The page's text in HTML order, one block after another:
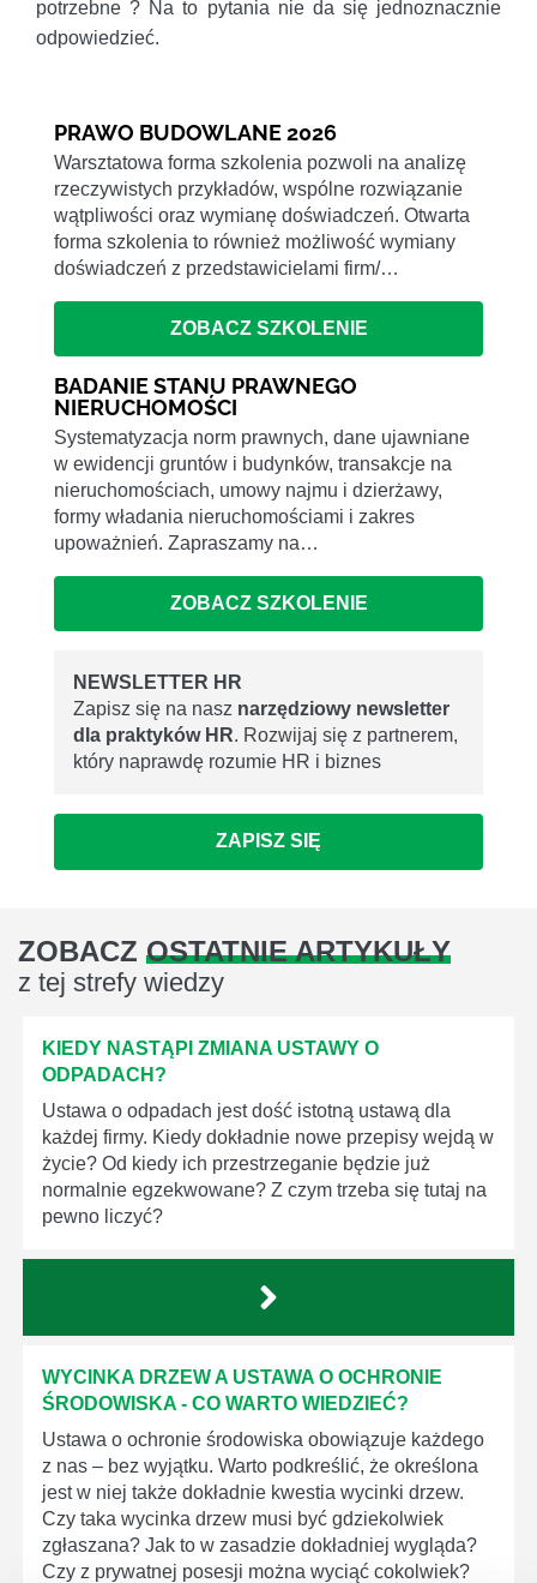
potrzebne ? Na to pytania nie da się jednoznacznie
odpowiedzieć.
PRAWO BUDOWLANE 2026
Warsztatowa forma szkolenia pozwoli na analizę
rzeczywistych przykładów, wspólne rozwiązanie
wątpliwości oraz wymianę doświadczeń. Otwarta
forma szkolenia to również możliwość wymiany
doświadczeń z przedstawicielami firm/…
ZOBACZ SZKOLENIE
BADANIE STANU PRAWNEGO
NIERUCHOMOŚCI
Systematyzacja norm prawnych, dane ujawniane
w ewidencji gruntów i budynków, transakcje na
nieruchomościach, umowy najmu i dzierżawy,
formy władania nieruchomościami i zakres
upoważnień. Zapraszamy na…
ZOBACZ SZKOLENIE
NEWSLETTER HR
Zapisz się na nasz narzędziowy newsletter
dla praktyków HR. Rozwijaj się z partnerem,
który naprawdę rozumie HR i biznes
ZAPISZ SIĘ
ZOBACZ OSTATNIE ARTYKUŁY
z tej strefy wiedzy
KIEDY NASTĄPI ZMIANA USTAWY O
ODPADACH?
Ustawa o odpadach jest dość istotną ustawą dla
każdej firmy. Kiedy dokładnie nowe przepisy wejdą w
życie? Od kiedy ich przestrzeganie będzie już
normalnie egzekwowane? Z czym trzeba się tutaj na
pewno liczyć?
WYCINKA DRZEW A USTAWA O OCHRONIE
ŚRODOWISKA - CO WARTO WIEDZIEĆ?
Ustawa o ochronie środowiska obowiązuje każdego
z nas – bez wyjątku. Warto podkreślić, że określona
jest w niej także dokładnie kwestia wycinki drzew.
Czy taka wycinka drzew musi być gdziekolwiek
zgłaszana? Jak to w zasadzie dokładniej wygląda?
Czy z prywatnej posesji można wyciąć cokolwiek?